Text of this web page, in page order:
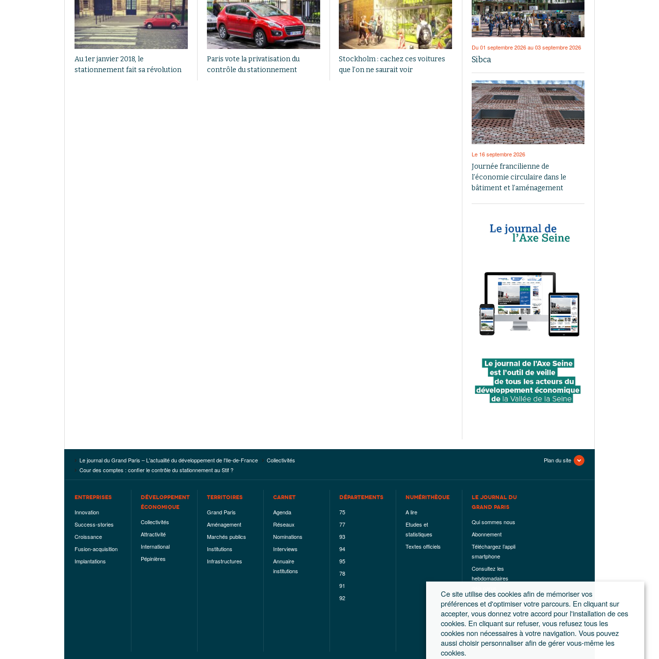
Au 1er janvier 2018, le
stationnement fait sa révolution
Paris vote la privatisation du
contrôle du stationnement
Stockholm : cachez ces voitures
que l’on ne saurait voir
Du 01 septembre 2026 au 03 septembre 2026
Sibca
Le 16 septembre 2026
Journée francilienne de
l’économie circulaire dans le
bâtiment et l’aménagement
Le journal du Grand Paris – L'actualité du développement de l'Ile-de-France
Collectivités
Cour des comptes : confier le contrôle du stationnement au Stif ?
Plan du site
ENTREPRISES
Innovation
Success-stories
Croissance
Fusion-acquisition
Implantations
DÉVELOPPEMENT
ÉCONOMIQUE
Collectivités
Attractivité
International
Pépinières
TERRITOIRES
Grand Paris
Aménagement
Marchés publics
Institutions
Infrastructures
CARNET
Agenda
Réseaux
Nominations
Interviews
Annuaire
institutions
DÉPARTEMENTS
75
77
93
94
95
78
91
92
NUMÉRITHÈQUE
A lire
Etudes et
statistiques
Textes officiels
LE JOURNAL DU
GRAND PARIS
Qui sommes nous
Abonnement
Téléchargez l’appli
smartphone
Consultez les
hebdomadaires
Les hors-séries
Mentions légales
Conditions
générales de
ventes
Ce site utilise des cookies afin de mémoriser vos
préférences et d'optimiser votre parcours. En cliquant sur
accepter, vous donnez votre accord pour l'installation de ces
cookies. En cliquant sur refuser, vous refusez tous les
cookies non nécessaires à votre navigation. Vous pouvez
aussi choisir personnaliser afin de gérer vous-même les
cookies.